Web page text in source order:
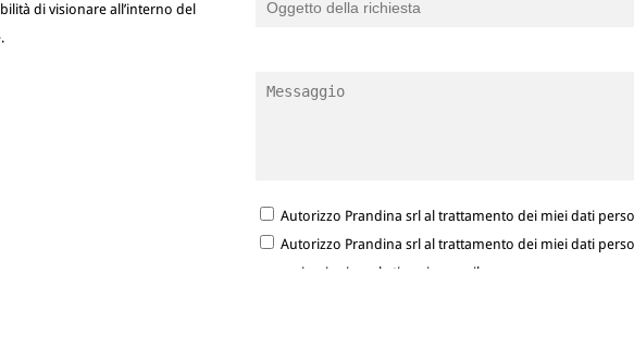
Autorizzo Prandina srl al trattamento dei miei dati
Autorizzo Prandina srl al trattamento dei miei dati
comunicazioni marketing via e-mail.
di visionare all’interno del